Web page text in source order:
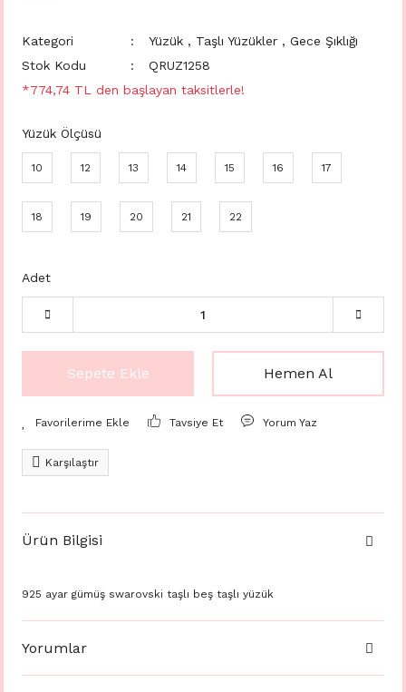
Kategori Yüzük , Taşlı Yüzükler , Gece Şıklığı
Stok Kodu
QRUZ1258
*774,74 TL den başlayan taksitlerle!
Yüzük Ölçüsü
10 12 13 14 15 16 17
18 19 20 21 22
Adet
Sepete Ekle Hemen Al
Tavsiye Et Yorum Yaz
Karşılaştır
Ürün Bilgisi
925 ayar gümüş swarovski taşlı beş taşlı yüzük
Yorumlar